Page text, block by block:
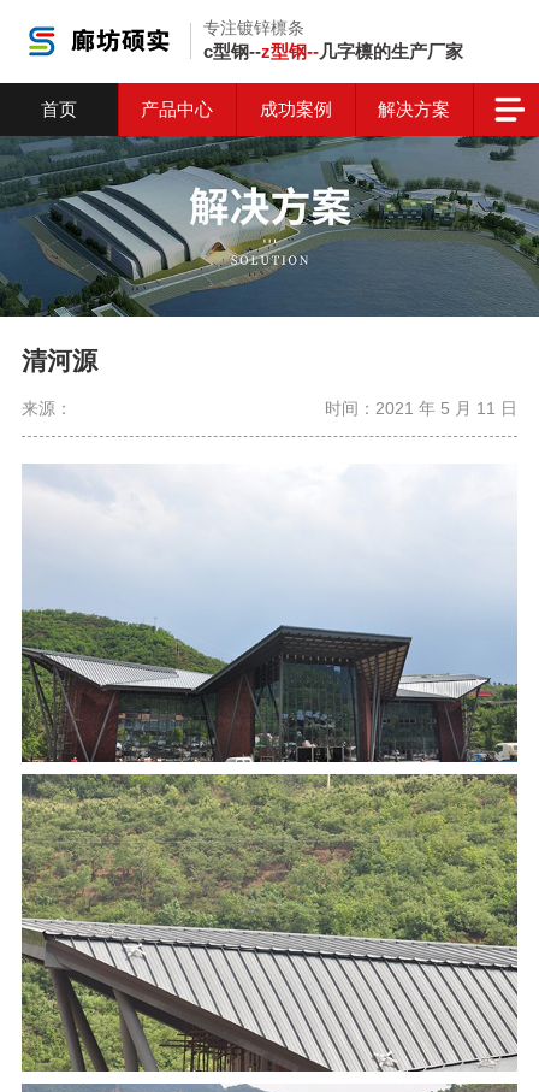
专注镀锌檩条
c型钢--z型钢--几字檩的生产厂家
首页 产品中心 成功案例 解决方案
清河源
来源： 时间：2021 年 5 月 11 日